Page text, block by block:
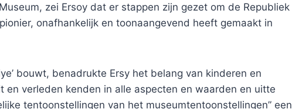
zei Ersoy dat er stappen zijn gezet om de Republiek
onafhankelijk en toonaangevend heeft gemaakt in
bouwt, benadrukte Ersy het belang van kinderen en
en verleden kenden in alle aspecten en waarden en uitte
tentoonstellingen van het museumtentoonstellingen” een